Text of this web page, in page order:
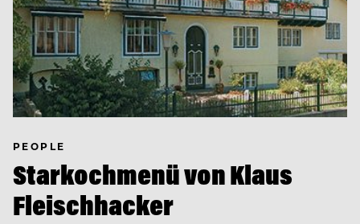
PEOPLE
Starkochmenü von Klaus
Fleischhacker